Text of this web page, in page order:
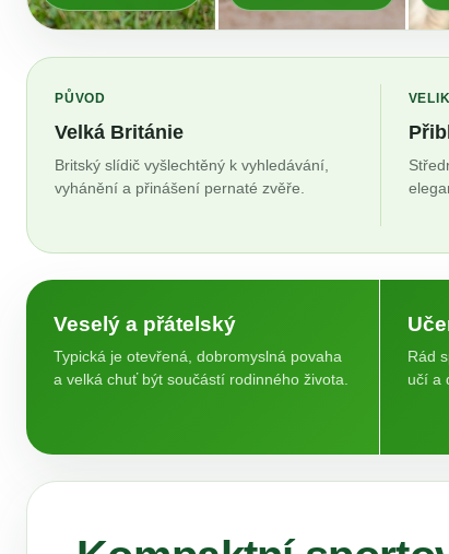
PŮVOD
Velká Británie
Britský slídič vyšlechtěný k vyhledávání,
vyhánění a přinášení pernaté zvěře.
Veselý a přátelský
Typická je otevřená, dobromyslná povaha
a velká chuť být součástí rodinného života.
Rád
učí a